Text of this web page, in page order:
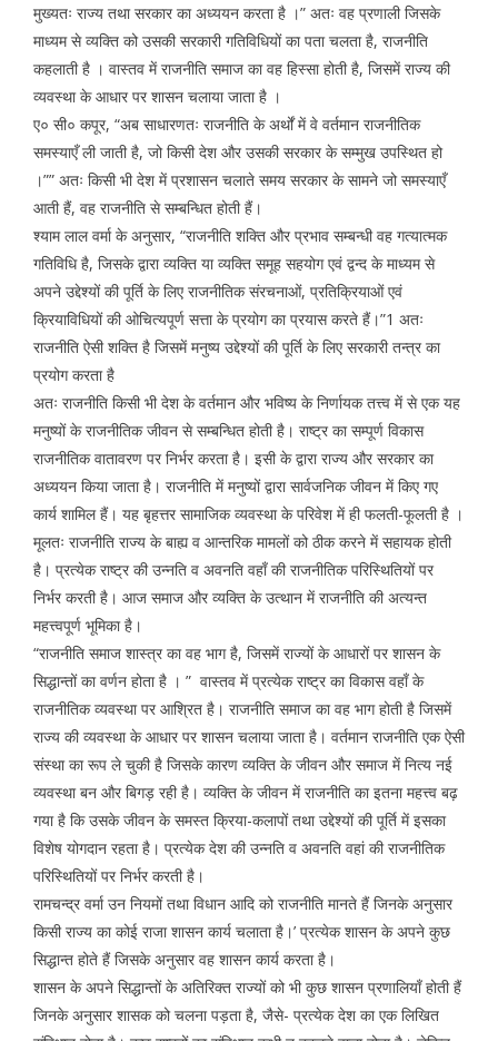
मुख्यतः राज्य तथा सरकार का अध्ययन करता है ।” अतः वह प्रणाली जिसके
माध्यम से व्यक्ति को उसकी सरकारी गतिविधियों का पता चलता है, राजनीति
कहलाती है । वास्तव में राजनीति समाज का वह हिस्सा होती है, जिसमें राज्य की
व्यवस्था के आधार पर शासन चलाया जाता है ।
ए० सी० कपूर, “अब साधारणतः राजनीति के अर्थों में वे वर्तमान राजनीतिक
समस्याएँ ली जाती है, जो किसी देश और उसकी सरकार के सम्मुख उपस्थित हो
।”” अतः किसी भी देश में प्रशासन चलाते समय सरकार के सामने जो समस्याएँ
आती हैं, वह राजनीति से सम्बन्धित होती हैं।
श्याम लाल वर्मा के अनुसार, “राजनीति शक्ति और प्रभाव सम्बन्धी वह गत्यात्मक
गतिविधि है, जिसके द्वारा व्यक्ति या व्यक्ति समूह सहयोग एवं द्वन्द के माध्यम से
अपने उद्देश्यों की पूर्ति के लिए राजनीतिक संरचनाओं, प्रतिक्रियाओं एवं
क्रियाविधियों की ओचित्यपूर्ण सत्ता के प्रयोग का प्रयास करते हैं।”1 अतः
राजनीति ऐसी शक्ति है जिसमें मनुष्य उद्देश्यों की पूर्ति के लिए सरकारी तन्त्र का
प्रयोग करता है
अतः राजनीति किसी भी देश के वर्तमान और भविष्य के निर्णायक तत्त्व में से एक यह
मनुष्यों के राजनीतिक जीवन से सम्बन्धित होती है। राष्ट्र का सम्पूर्ण विकास
राजनीतिक वातावरण पर निर्भर करता है। इसी के द्वारा राज्य और सरकार का
अध्ययन किया जाता है। राजनीति में मनुष्यों द्वारा सार्वजनिक जीवन में किए गए
कार्य शामिल हैं। यह बृहत्तर सामाजिक व्यवस्था के परिवेश में ही फलती-फूलती है ।
मूलतः राजनीति राज्य के बाह्य व आन्तरिक मामलों को ठीक करने में सहायक होती
है। प्रत्येक राष्ट्र की उन्नति व अवनति वहाँ की राजनीतिक परिस्थितियों पर
निर्भर करती है। आज समाज और व्यक्ति के उत्थान में राजनीति की अत्यन्त
महत्त्वपूर्ण भूमिका है।
“राजनीति समाज शास्त्र का वह भाग है, जिसमें राज्यों के आधारों पर शासन के
सिद्धान्तों का वर्णन होता है । ” वास्तव में प्रत्येक राष्ट्र का विकास वहाँ के
राजनीतिक व्यवस्था पर आश्रित है। राजनीति समाज का वह भाग होती है जिसमें
राज्य की व्यवस्था के आधार पर शासन चलाया जाता है। वर्तमान राजनीति एक ऐसी
संस्था का रूप ले चुकी है जिसके कारण व्यक्ति के जीवन और समाज में नित्य नई
व्यवस्था बन और बिगड़ रही है। व्यक्ति के जीवन में राजनीति का इतना महत्त्व बढ़
गया है कि उसके जीवन के समस्त क्रिया-कलापों तथा उद्देश्यों की पूर्ति में इसका
विशेष योगदान रहता है। प्रत्येक देश की उन्नति व अवनति वहां की राजनीतिक
परिस्थितियों पर निर्भर करती है।
रामचन्द्र वर्मा उन नियमों तथा विधान आदि को राजनीति मानते हैं जिनके अनुसार
किसी राज्य का कोई राजा शासन कार्य चलाता है।’ प्रत्येक शासन के अपने कुछ
सिद्धान्त होते हैं जिसके अनुसार वह शासन कार्य करता है।
शासन के अपने सिद्धान्तों के अतिरिक्त राज्यों को भी कुछ शासन प्रणालियाँ होती हैं
जिनके अनुसार शासक को चलना पड़ता है, जैसे- प्रत्येक देश का एक लिखित